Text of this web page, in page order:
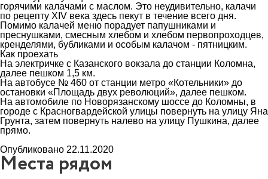
горячими калачами с маслом. Это неудивительно, калачи
по рецепту XIV века здесь пекут в течение всего дня.
Помимо калачей меню порадует папушниками и
преснушками, смесным хлебом и хлебом первопроходцев,
кренделями, бубликами и особым калачом - пятницким.
Как проехать
На электричке с Казанского вокзала до станции Коломна,
далее пешком 1,5 км.
На автобусе № 460 от станции метро «Котельники» до
остановки «Площадь двух революций», далее пешком.
На автомобиле по Новорязанскому шоссе до Коломны, в
городе с Красногвардейской улицы повернуть на улицу Яна
Грунта, затем повернуть налево на улицу Пушкина, далее
прямо.
Опубликовано 22.11.2020
Места рядом